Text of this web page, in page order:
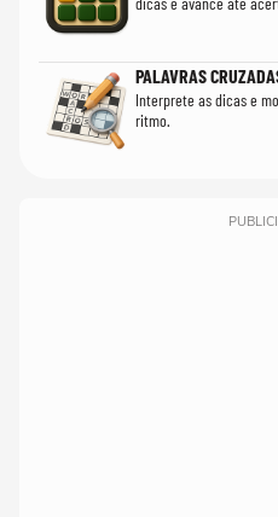
PALAVRAS
Interprete as dicas e
ritmo.